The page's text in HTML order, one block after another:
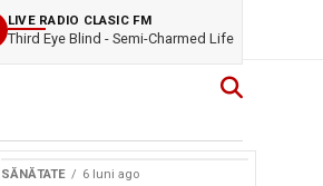
LIVE RADIO CLASIC FM
Third Eye Blind - Semi-Charmed Life
SĂNĂTATE 6 luni ago